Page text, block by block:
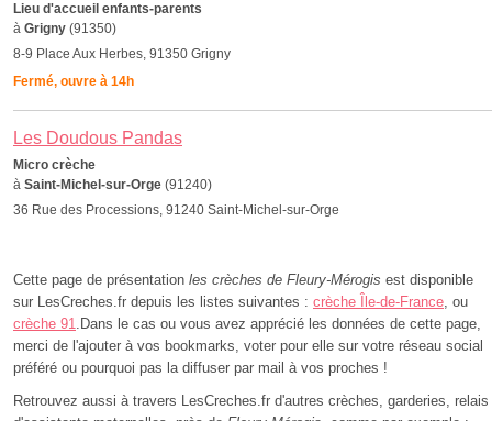
Lieu d'accueil enfants-parents
à Grigny (91350)
8-9 Place Aux Herbes, 91350 Grigny
Fermé, ouvre à 14h
Les Doudous Pandas
Micro crèche
à Saint-Michel-sur-Orge (91240)
36 Rue des Processions, 91240 Saint-Michel-sur-Orge
Cette page de présentation les crèches de Fleury-Mérogis est disponible
sur LesCreches.fr depuis les listes suivantes : crèche Île-de-France, ou
crèche 91.Dans le cas ou vous avez apprécié les données de cette page,
merci de l'ajouter à vos bookmarks, voter pour elle sur votre réseau social
préféré ou pourquoi pas la diffuser par mail à vos proches !
Retrouvez aussi à travers LesCreches.fr d'autres crèches, garderies, relais